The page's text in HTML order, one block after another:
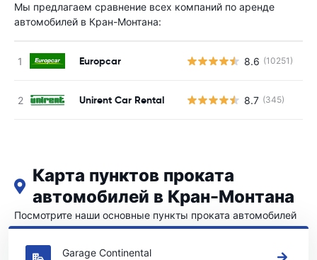
Мы предлагаем сравнение всех компаний по аренде
автомобилей в Кран-Монтана:
Europcar 8.6 (10251)
Unirent Car Rental 8.7 (345)
Карта пунктов проката
автомобилей в Кран-Монтана
Посмотрите наши основные пункты проката автомобилей
в Кран-Монтана
Garage Continental